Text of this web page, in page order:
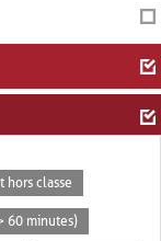
hors classe
60 minutes)